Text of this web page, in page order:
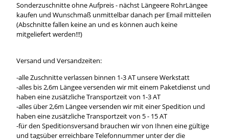
Sonderzuschnitte ohne Aufpreis - nächst Längeere RohrLängee
kaufen und Wunschmaß unmittelbar danach per Email mitteilen
(Abschnitte fallen keine an und es können auch keine
mitgeliefert werden!!!)
Versand und Versandzeiten:
-alle Zuschnitte verlassen binnen 1-3 AT unsere Werkstatt
-alles bis 2,6m Längee versenden wir mit einem Paketdienst und
haben eine zusätzliche Transportzeit von 1-3 AT
-alles über 2,6m Längee versenden wir mit einer Spedition und
haben eine zusätzliche Transportzeit von 5 - 15 AT
-für den Speditionsversand brauchen wir von Ihnen eine gültige
und tagsüber erreichbare Telefonnummer unter der die